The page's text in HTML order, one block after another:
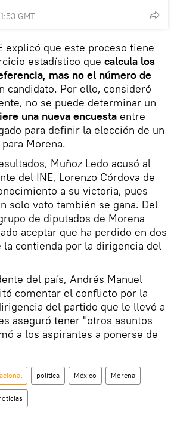
GMT
explicó que este proceso tiene
estadístico que calcula los
mas no el número de
candidato. Por ello, consideró
no se puede determinar un
una nueva encuesta entre
para definir la elección de un
Morena.
Muñoz Ledo acusó al
del INE, Lorenzo Córdova de
a su victoria, pues
solo voto también se gana. Del
de diputados de Morena
aceptar que ha perdido en dos
la contienda por la dirigencia del
del país, Andrés Manuel
comentar el conflicto por la
del partido que le llevó a
aseguró tener "otros asuntos
a los aspirantes a ponerse de
política México Morena